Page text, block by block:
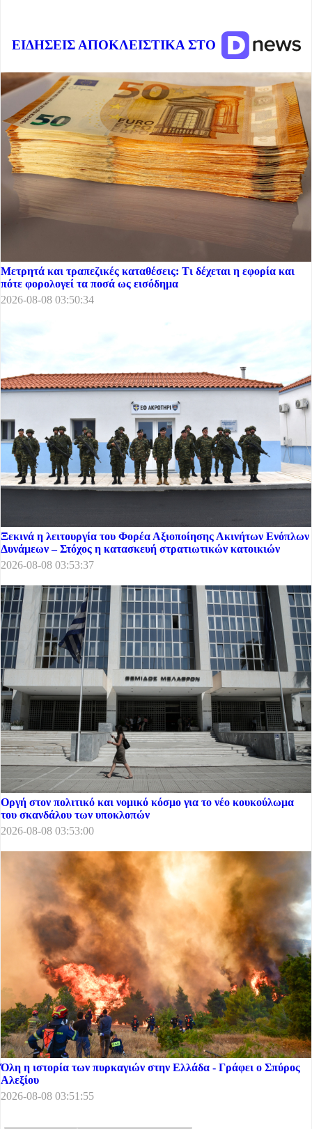
ΕΙΔΗΣΕΙΣ ΑΠΟΚΛΕΙΣΤΙΚΑ ΣΤΟ
Μετρητά και τραπεζικές καταθέσεις: Τι δέχεται η εφορία και
πότε φορολογεί τα ποσά ως εισόδημα
2026-08-08 03:50:34
Ξεκινά η λειτουργία του Φορέα Αξιοποίησης Ακινήτων Ενόπλων
Δυνάμεων – Στόχος η κατασκευή στρατιωτικών κατοικιών
2026-08-08 03:53:37
Οργή στον πολιτικό και νομικό κόσμο για το νέο κουκούλωμα
του σκανδάλου των υποκλοπών
2026-08-08 03:53:00
Όλη η ιστορία των πυρκαγιών στην Ελλάδα - Γράφει ο Σπύρος
Αλεξίου
2026-08-08 03:51:55